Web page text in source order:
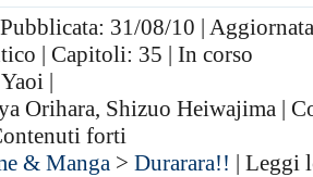
31/08/10 |
| Capitoli: 35 | In corso
|
Orihara, Shizuo Heiwajima |
forti
& Manga >Durarara!! | Leggi